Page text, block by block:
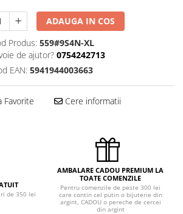
ADAUGA IN COS
Produs: 559#9S4N-XL
de ajutor? 0754242713
EAN: 5941944003663
Favorite Cere informatii
de 350 lei
AMBALARE CADOU PREMIUM LA
TOATE COMENZILE
Pentru comenzile de peste 300 lei
care contin cel putin o bijuterie din
argint, CADOU o pereche de cercei
din argint